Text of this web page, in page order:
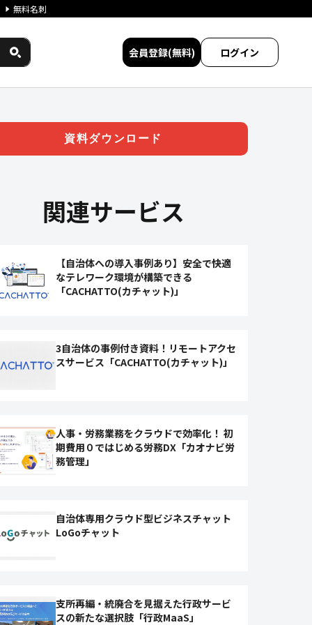
無料名刺
会員登録(無料) ログイン
資料ダウンロード
関連サービス
【自治体への導入事例あり】安全で快適
なテレワーク環境が構築できる
「CACHATTO(カチャット)」
3自治体の事例付き資料！リモートアクセ
スサービス「CACHATTO(カチャット)」
人事・労務業務をクラウドで効率化！ 初
期費用０ではじめる労務DX「カオナビ労
務管理」
自治体専用クラウド型ビジネスチャット
LoGoチャット
支所再編・統廃合を見据えた行政サービ
スの新たな選択肢「行政MaaS」